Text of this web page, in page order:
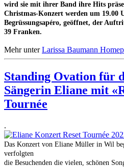
wird sie mit ihrer Band ihre Hits
Christmas-Konzert werden um 19.00
Begrüssungsapéro, geöffnet, der
39 Franken.
Mehr unterLarissa Baumann
Standing Ovation für
Sängerin Eliane mit
Tournée
.
Das Konzert von Eliane Müller in Wil
verfolgten
die Besuchenden die vielen, schönen